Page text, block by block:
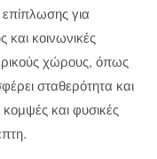
επίπλωσης για
και κοινωνικές
χώρους, όπως
σταθερότητα και
κομψές και φυσικές